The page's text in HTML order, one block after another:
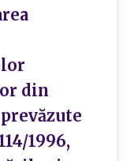
din
1996,